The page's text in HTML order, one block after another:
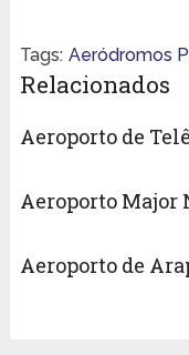
Tags: Aeródromos
Relacionados
Aeroporto de
Aeroporto Major
Aeroporto de